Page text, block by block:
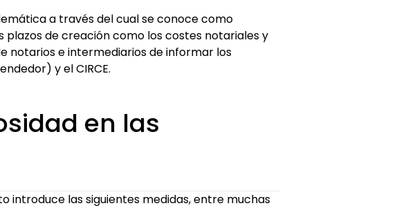
a través del cual se conoce como
plazos de creación como los costes notariales y
notarios e intermediarios de informar los
y el CIRCE.
en las
introduce las siguientes medidas, entre muchas